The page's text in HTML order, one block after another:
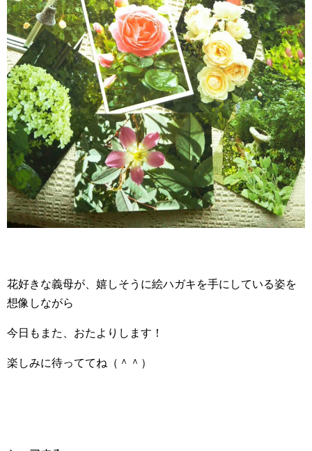
花好きな義母が、嬉しそうに絵ハガキを手にしている姿を
想像しながら
今日もまた、おたよりします！
楽しみに待っててね（＾＾）